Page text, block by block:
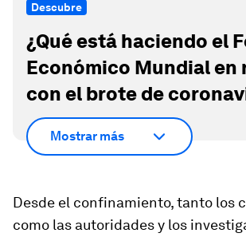
Descubre
¿Qué está haciendo el
Económico Mundial en
con el brote de
Mostrar más
Desde el confinamiento, tanto los
como las autoridades y los